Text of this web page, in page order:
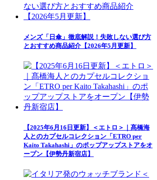
メンズ「日傘」徹底解説！失敗しない選び方
とおすすめ商品紹介【2026年5月更新】
【2025年6月16日更新】＜エトロ＞｜髙橋海
人とのカプセルコレクション「ETRO per
Kaito Takahashi」のポップアップストアをオ
ープン【伊勢丹新宿店】